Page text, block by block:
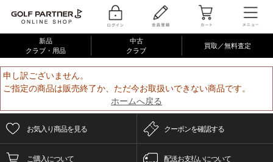
新品
クラブ・用品
中古
クラブ
買取／無料査定
申し訳ございません。
ご指定の商品は販売終了か、ただ今お取扱いできない商品です。
ホームへ戻る
お気入り商品を見る クーポンを確認する
ご購入について 配送お支払いについて